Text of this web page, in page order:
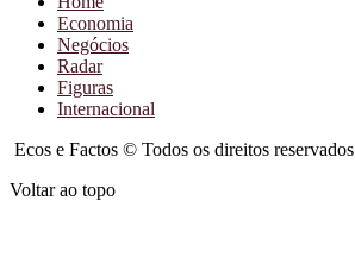
Economia
Negócios
Radar
Figuras
Internacional
Ecos e Factos © Todos os direitos reservados
Voltar ao topo